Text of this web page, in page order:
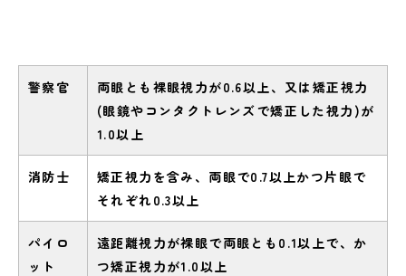
警察官
両眼とも裸眼視力が0.6以上、又は矯正視力
(眼鏡やコンタクトレンズで矯正した視力)が
1.0以上
消防士
矯正視力を含み、両眼で0.7以上かつ片眼で
それぞれ0.3以上
パイロ
ット
遠距離視力が裸眼で両眼とも0.1以上で、か
つ矯正視力が1.0以上